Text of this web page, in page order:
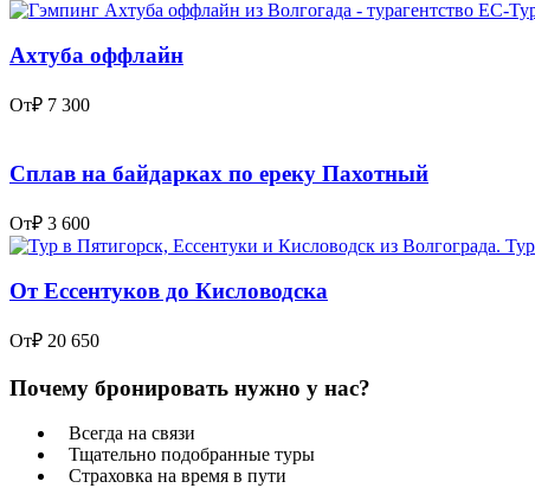
Ахтуба оффлайн
От₽ 7 300
Сплав на байдарках по ереку Пахотный
От₽ 3 600
От Ессентуков до Кисловодска
От₽ 20 650
Почему бронировать нужно у нас?
Всегда на связи
Тщательно подобранные туры
Страховка на время в пути